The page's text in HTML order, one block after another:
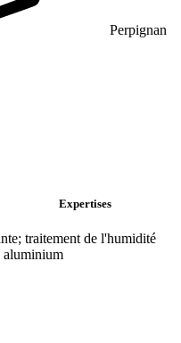
Perpignan
Expertises
traitement de l'humidité
aluminium